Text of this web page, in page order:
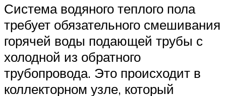
Система водяного теплого пола
требует обязательного смешивания
горячей воды подающей трубы с
холодной из обратного
трубопровода. Это происходит в
коллекторном узле, который